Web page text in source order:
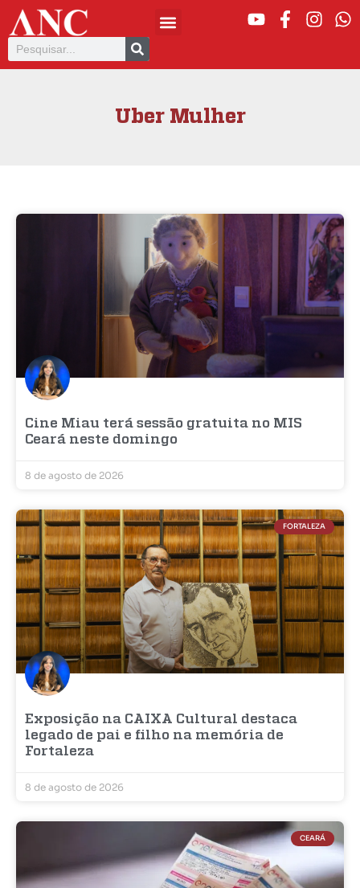
Uber Mulher
Cine Miau terá sessão gratuita no MIS
Ceará neste domingo
8 de agosto de 2026
FORTALEZA
Exposição na CAIXA Cultural destaca
legado de pai e filho na memória de
Fortaleza
8 de agosto de 2026
CEARÁ